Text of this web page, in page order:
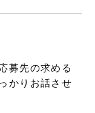
募先の求める
かりお話させ